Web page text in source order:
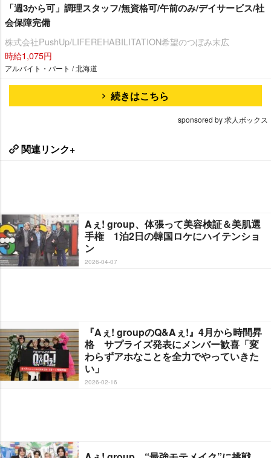
「週3から可」調理スタッフ/無資格可/午前のみ/デイサービス/社
会保障完備
株式会社PushUp/LIFEREHABILITATION希望のつぼみ末広
時給1,075円
アルバイト・パート / 北海道
続きはこちら
sponsored by 求人ボックス
関連リンク+
Aぇ! group、体張って美容検証＆美肌選
手権 1泊2日の韓国ロケにハイテンショ
ン
2026-04-07
『Aぇ! groupのQ&Aぇ!』4月から時間昇
格 サプライズ発表にメンバー歓喜「変
わらずアホなことを全力でやっていきた
い」
2026-02-16